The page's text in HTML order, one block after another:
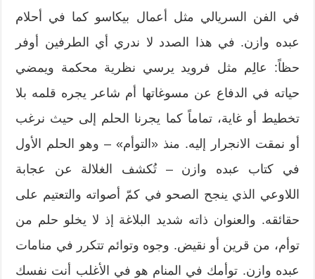
في الفن السريالي مثل أعمال بيكاسو كما في أحلام
عبده وازن. في هذا الصدد لا ندري أي الطرفين أوفر
حظاً: عالِم مثل فرويد يرسي نظرية محكمة ويمضي
حياته في الدفاع عن مسوغاتها أم شاعر يجره قلمه بلا
تخطيط أو غاية، تماماً كما يجرنا الحلم إلى حيث نرغب
أو نمقت الانجرار إليه. منذ «التوأم» – وهو الحلم الأول
في كتاب عبده وازن – تُكشف الغلالة عن عجابة
اللاوعي الذي ينجح الصحو في كمّ أصواته والتعتيم على
حقائقه. والعنوان ذاته شديد البلاغة إذ لا يخلو حلم من
توأم، من قرين أو نقيض. وجوه وتوائم تتكرر في منامات
عبده وازن. توأمك في المنام هو في الأغلب أنت نفسك